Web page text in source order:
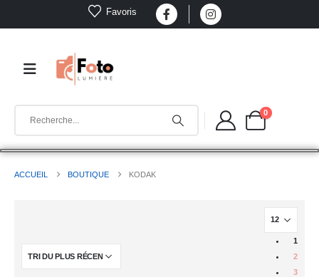
Favoris
0
ACCUEIL BOUTIQUE KODAK
1
2
3